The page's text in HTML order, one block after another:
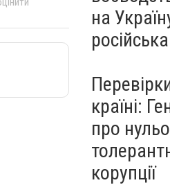
на
країні:
про
корупції